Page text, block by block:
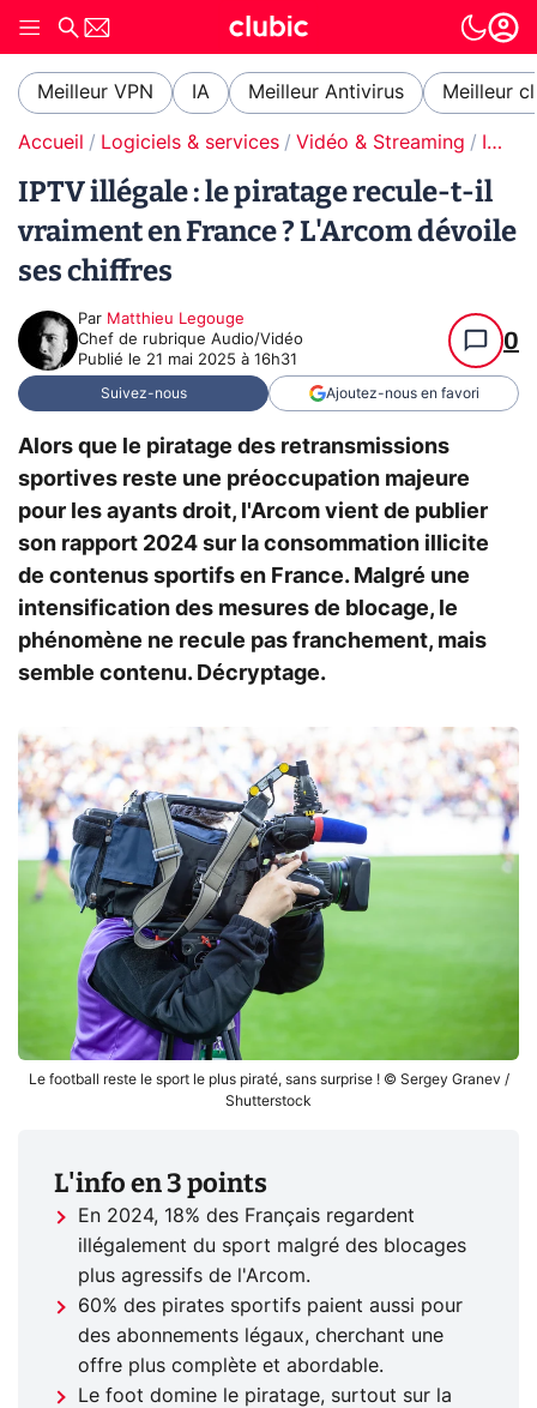
Meilleur VPN IA Meilleur Antivirus Meilleur
Accueil Logiciels & services Vidéo & Streaming IPTV
IPTV illégale : le piratage recule-t-il
vraiment en France ? L'Arcom dévoile
ses chiffres
Par Matthieu Legouge
Chef de rubrique Audio/Vidéo
Publié le 21 mai 2025 à 16h31
0
Suivez-nous Ajoutez-nous en favori
Alors que le piratage des retransmissions
sportives reste une préoccupation majeure
pour les ayants droit, l'Arcom vient de publier
son rapport 2024 sur la consommation illicite
de contenus sportifs en France. Malgré une
intensification des mesures de blocage, le
phénomène ne recule pas franchement, mais
semble contenu. Décryptage.
Le football reste le sport le plus piraté, sans surprise ! © Sergey Granev /
Shutterstock
L'info en 3 points
En 2024, 18% des Français regardent
illégalement du sport malgré des blocages
plus agressifs de l'Arcom.
60% des pirates sportifs paient aussi pour
des abonnements légaux, cherchant une
offre plus complète et abordable.
Le foot domine le piratage, surtout sur la